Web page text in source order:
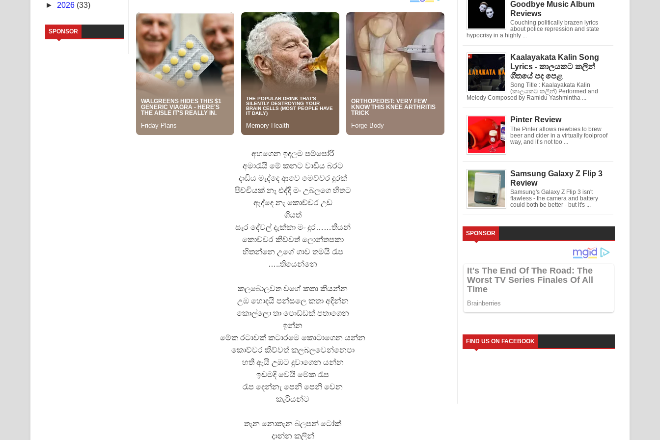
Sandata Duka Hithila Song Lyrics - සඳට දුක හිතිලා ගීතයේ පද පෙළ
Sihina Song Lyrics - සිහින ගීතයේ පද පෙළ
Father Song Lyrics - ෆාදර් ගීතයේ පද පෙළ
Dannawada Mawa Song Lyrics - දන්නවාද මාව ගීතයේ පද පෙළ
NEENA Song Lyrics - නීනා ගීතයේ පද පෙළ
► 2026 (33)
SPONSOR
අහගෙන ඉදලම පම්පෝරි
අමාරැයි මේ කනට වාඩිය බරට
දාඩිය මැද්දෙ ආවෙ මෙච්චර දුරක්
පිච්චියක් නෑ එද්දි මං උබලගෙ හිතට
ඇද්දෙ නැ කොච්චර උඩ
ගියත්
සැර දේවල් දැක්කා මං දුර……තියන්
කොච්චර කිව්වත් ලොන්තපකා
හිතන්නෙ උගේ ගාව තමයි රැප
…..තියෙන්නෙ
කලබොලවත වගේ කතා කියන්න
උඹ හොදයි පන්සලෙ කතා අදින්න
කොල්ලො තා පොඩ්ඩක් පතාගෙන
ඉන්න
මේක රටාවක් කටාරමෙ කොටාගෙන යන්න
කොච්චර කිව්වත් කලබලවෙන්නෙපා
හති ඇයි උඹට දුවාගෙන යන්න
ඉඩමදි වෙයි මේක රැප
රැප දෙන්නැ පෙනි පෙනි වෙන
කැරියන්ට
තැන නොතැන බලපන් ටෝක්
දාන්න කලින්
Goodbye Music Album
Reviews
Couching politically brazen lyrics
about police repression and state
hypocrisy in a highly ...
Kaalayakata Kalin Song
Lyrics - කාලයකට කලින්
ගීතයේ පද පෙළ
Song Title : Kaalayakata Kalin
(කාලයකට කලින්) Performed and
Melody Composed by Ramidu Yashmintha ...
Pinter Review
The Pinter allows newbies to brew
beer and cider in a virtually foolproof
way, and it’s not too ...
Samsung Galaxy Z Flip 3
Review
Samsung's Galaxy Z Flip 3 isn't
flawless - the camera and battery
could both be better - but it's ...
SPONSOR
FIND US ON FACEBOOK